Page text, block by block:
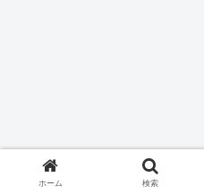
ホーム 検索